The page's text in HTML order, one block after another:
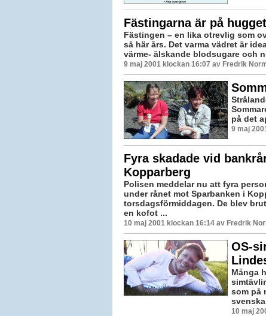
Fästingarna är på
Fästingen – en lika otrevlig som
så här års. Det varma vädret är
värme- älskande blodsugare och
9 maj 2001 klockan 16:07 av Fredrik
på det
9 maj
Fyra skadade vid
Kopparberg
Polisen meddelar nu att fyra
under rånet mot Sparbanken i
torsdagsförmiddagen. De blev
en kofot ...
10 maj 2001 klockan 16:14 av Fredrik
OS-
Många
som på
10 maj